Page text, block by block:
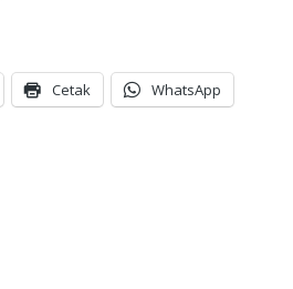
Cetak WhatsApp